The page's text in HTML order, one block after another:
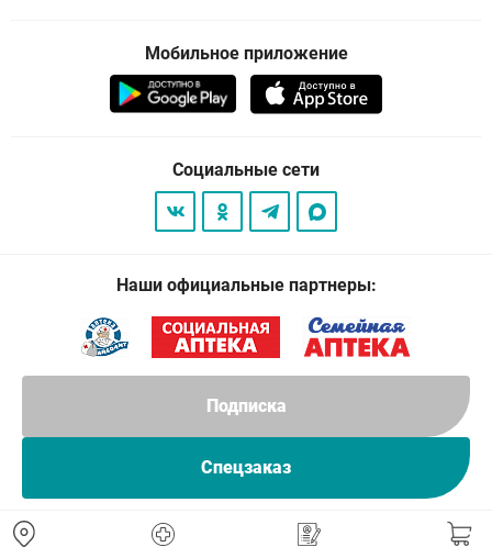
Подписка
Спецзаказ
Мобильное приложение
Социальные сети
Наши официальные партнеры: